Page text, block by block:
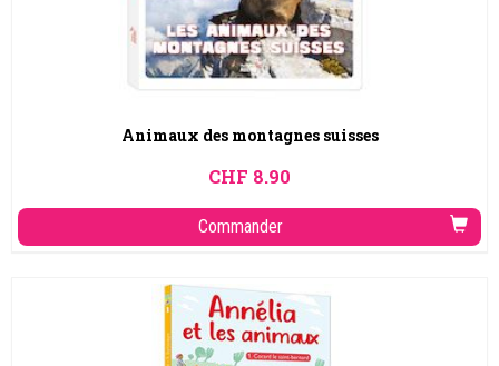
Animaux des montagnes suisses
CHF 8.90
Commander